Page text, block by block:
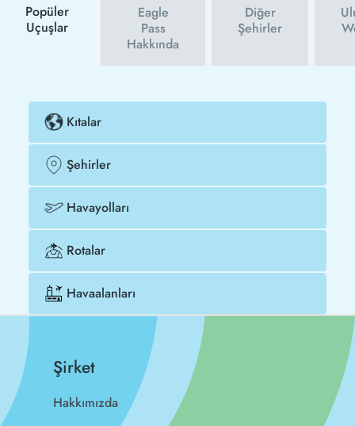
Popüler
Uçuşlar
Eagle
Pass
Hakkında
Diğer
Şehirler
Kıtalar
Şehirler
Havayolları
Rotalar
Havaalanları
Şirket
Hakkımızda